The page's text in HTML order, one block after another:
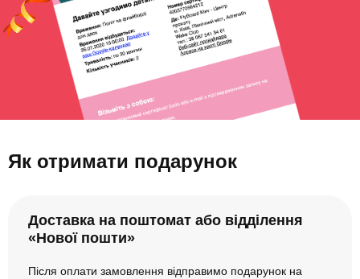
Як отримати подарунок
Доставка на поштомат або відділення
«Нової пошти»
Після оплати замовлення відправимо подарунок на